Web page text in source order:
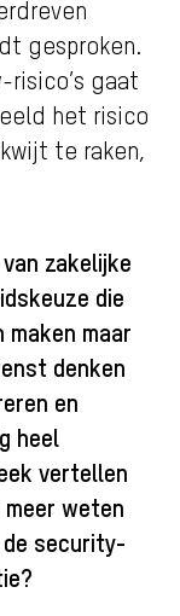
gesproken.
gaat
het risico
te raken,
zakelijke
die
maar
denken
en
heel
vertellen
weten
de security-